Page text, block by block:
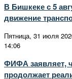
В Бишкеке с 5
движение
Пятница, 31 июля
14:06
ФИФА заявляет,
продолжает